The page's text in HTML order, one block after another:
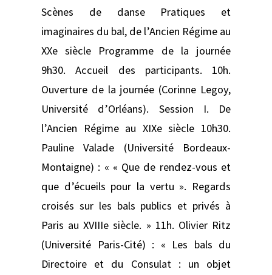
Scènes de danse Pratiques et
imaginaires du bal, de l’Ancien Régime au
XXe siècle Programme de la journée
9h30. Accueil des participants. 10h.
Ouverture de la journée (Corinne Legoy,
Université d’Orléans). Session I. De
l’Ancien Régime au XIXe siècle 10h30.
Pauline Valade (Université Bordeaux-
Montaigne) : « « Que de rendez-vous et
que d’écueils pour la vertu ». Regards
croisés sur les bals publics et privés à
Paris au XVIIIe siècle. » 11h. Olivier Ritz
(Université Paris-Cité) : « Les bals du
Directoire et du Consulat : un objet